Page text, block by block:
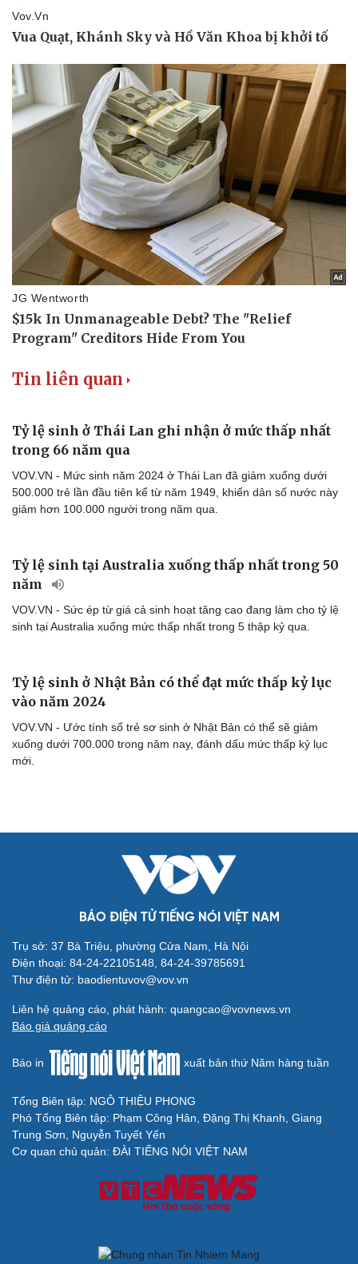
Du lịch
Podcast
Câu chuyện thời sự
Đọc truyện đêm khuya
Cửa sổ tình yêu
Kể chuyện cho bé
Hạt giống tâm hồn
Tin liên quan
Tỷ lệ sinh ở Thái Lan ghi nhận ở mức thấp nhất
trong 66 năm qua
VOV.VN - Mức sinh năm 2024 ở Thái Lan đã giảm xuống dưới
500.000 trẻ lần đầu tiên kể từ năm 1949, khiến dân số nước này
giảm hơn 100.000 người trong năm qua.
Tỷ lệ sinh tại Australia xuống thấp nhất trong 50
năm
VOV.VN - Sức ép từ giá cả sinh hoạt tăng cao đang làm cho tỷ lệ
sinh tại Australia xuống mức thấp nhất trong 5 thập kỷ qua.
Tỷ lệ sinh ở Nhật Bản có thể đạt mức thấp kỷ lục
vào năm 2024
VOV.VN - Ước tính số trẻ sơ sinh ở Nhật Bản có thể sẽ giảm
xuống dưới 700.000 trong năm nay, đánh dấu mức thấp kỷ lục
mới.
BÁO ĐIỆN TỬ TIẾNG NÓI VIỆT NAM
Trụ sở: 37 Bà Triệu, phường Cửa Nam, Hà Nội
Điện thoại: 84-24-22105148, 84-24-39785691
Thư điện tử: baodientuvov@vov.vn
Liên hệ quảng cáo, phát hành: quangcao@vovnews.vn
Báo giá quảng cáo
Báo in xuất bản thứ Năm hàng tuần
Tổng Biên tập: NGÔ THIỆU PHONG
Phó Tổng Biên tập: Phạm Công Hân, Đặng Thị Khanh, Giang
Trung Sơn, Nguyễn Tuyết Yến
Cơ quan chủ quản: ĐÀI TIẾNG NÓI VIỆT NAM